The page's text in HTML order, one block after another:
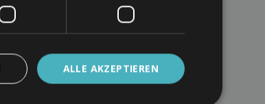
ALLE AKZEPTIEREN